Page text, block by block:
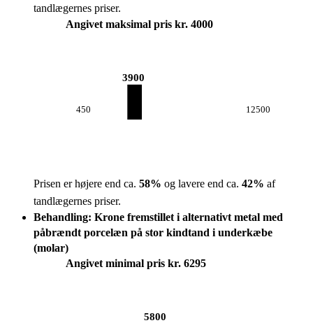
tandlægernes priser.
Angivet maksimal pris kr. 4000
450
3900
12500
Prisen er højere end ca. 58% og lavere end ca. 42% af
tandlægernes priser.
Behandling: Krone fremstillet i alternativt metal med
påbrændt porcelæn på stor kindtand i underkæbe
(molar)
Angivet minimal pris kr. 6295
5800